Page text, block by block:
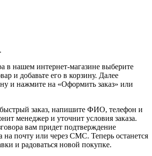
в нашем интернет-магазине выберите
и добавьте его в корзину. Далее
и нажмите на «Оформить заказ» или
заказ, напишите ФИО, телефон и
менеджер и уточнит условия заказа.
вам придет подтверждение
на почту или через СМС. Теперь останется
и радоваться новой покупке.